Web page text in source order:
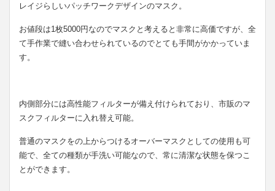
レイジらしいパッチワークデザインのマスク。
お値段は1枚5000円なのでマスクと考えると非常に高価ですが、全
て手作業で縫い合わせられているのでとても手間がかかっていま
す。
内側部分には高性能フィルターが備え付けられており、市販のマ
スクフィルターに入れ替え可能。
普通のマスクをの上からつけるオーバーマスクとしての使用も可
能で、全ての種類が手洗い可能なので、常に清潔な状態を保つこ
とができます。